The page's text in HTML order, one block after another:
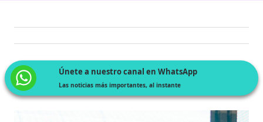
Únete a nuestro canal en WhatsApp
Las noticias más importantes, al instante